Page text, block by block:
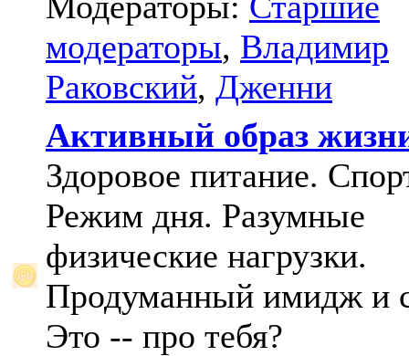
модераторы, Владимир
Раковский, Дженни
Активный образ
Здоровое питание.
Режим дня. Разумные
физические нагрузки.
Продуманный имидж и
Это -- про тебя?